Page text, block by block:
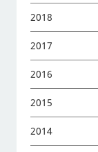
2018
2017
2016
2015
2014